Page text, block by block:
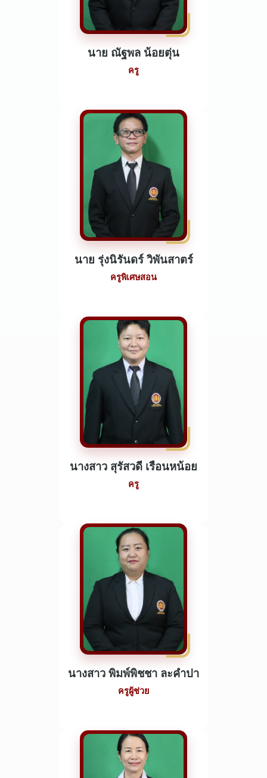
นาย ณัฐพล น้อยตุ่น
ครู
นาย รุ่งนิรันดร์ วิพันสาตร์
ครูพิเศษสอน
นางสาว สุรัสวดี เรือนหน้อย
ครู
นางสาว พิมพ์พิชชา ละคำปา
ครูผู้ช่วย